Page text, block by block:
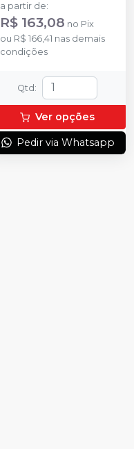
a partir de:
R$ 163,08 no Pix
ou R$ 166,41 nas demais
condições
Qtd :
Ver opções
Pedir via Whatsapp